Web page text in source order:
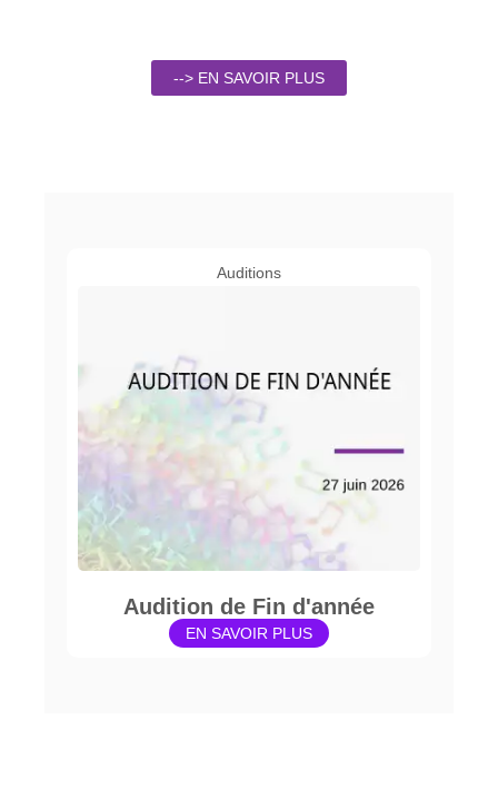
--> EN SAVOIR PLUS
Auditions
Audition de Fin d'année
EN SAVOIR PLUS